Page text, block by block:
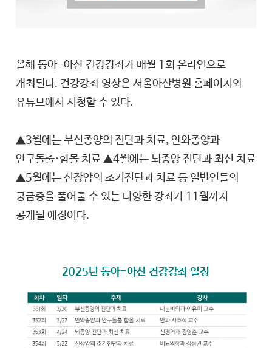
올해 동아-아산 건강강좌가 매월 1회 온라인으로
개최된다. 건강강좌 영상은 서울아산병원 홈페이지와
유튜브에서 시청할 수 있다.
▲3월에는 부신종양의 진단과 치료, 안와종양과
안구돌출·함몰 치료 ▲4월에는 뇌종양 진단과 최신 치료
▲5월에는 신장암의 조기진단과 치료 등 일반인들의
궁금증을 풀어줄 수 있는 다양한 강좌가 11월까지
공개될 예정이다.
2025년 동아-아산 건강강좌 일정